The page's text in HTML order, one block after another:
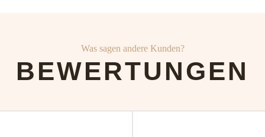
Was sagen andere Kunden?
BEWERTUNGEN